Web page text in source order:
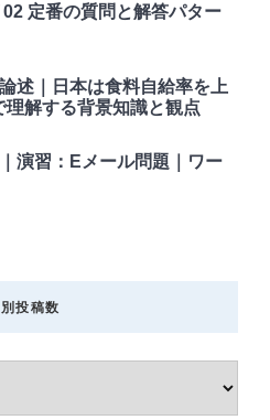
定番の質問と解答パター
述｜日本は食料自給率を上
解する背景知識と観点
演習：Eメール問題｜ワー
別投稿数